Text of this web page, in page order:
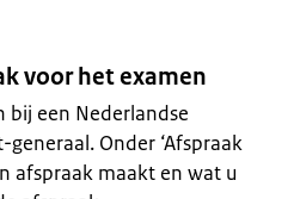
voor het examen
bij een Nederlandse
Onder ‘Afspraak
afspraak maakt en wat u